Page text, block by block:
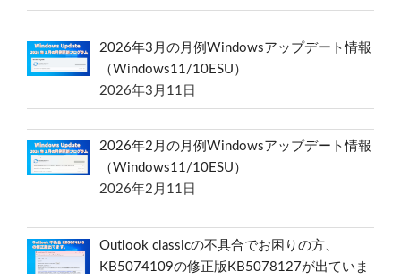
2026年3月の月例Windowsアップデート情報
（Windows11/10ESU）
2026年3月11日
2026年2月の月例Windowsアップデート情報
（Windows11/10ESU）
2026年2月11日
Outlook classicの不具合でお困りの方、
KB5074109の修正版KB5078127が出ていま